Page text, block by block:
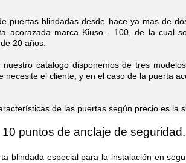
puertas blindadas desde hace ya mas de
acorazada marca Kiuso - 100, de la cual
20 años.
catalogo disponemos de tres modelos
necesite el cliente, y en el caso de la puerta
de las puertas según precio es la
puntos de anclaje de seguridad.
especial para la instalación en